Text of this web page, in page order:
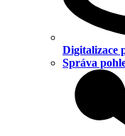
Digitalizace
Správa